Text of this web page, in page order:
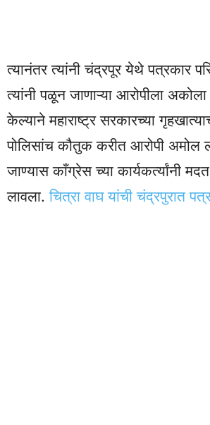
त्यानंतर त्यांनी चंद्रपूर येथे पत्रकार
त्यांनी पळून जाणाऱ्या आरोपीला
केल्याने महाराष्ट्र सरकारच्या
पोलिसांच कौतुक करीत आरोपी अमोल
जाण्यास काँग्रेस च्या कार्यकर्त्यांनी
लावला.चित्रा वाघ यांची चंद्रपुरात